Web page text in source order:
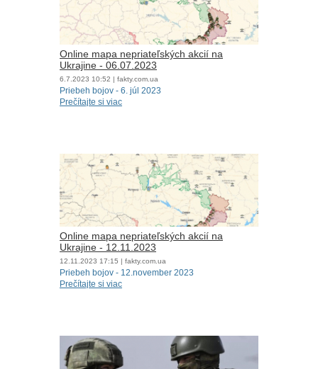
Online mapa nepriateľských akcií na
Ukrajine - 06.07.2023
6.7.2023 10:52 | fakty.com.ua
Priebeh bojov - 6. júl 2023
Prečítajte si viac
Online mapa nepriateľských akcií na
Ukrajine - 12.11.2023
12.11.2023 17:15 | fakty.com.ua
Priebeh bojov - 12.november 2023
Prečítajte si viac